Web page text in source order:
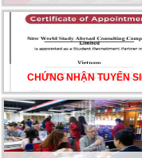
CHẠM
HỘI
CHỨNG NHẬN TUYỂN